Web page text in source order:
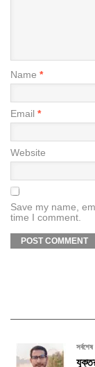
Name *
Email *
Website
Save my name,
time I comment.
সর্বশেষ